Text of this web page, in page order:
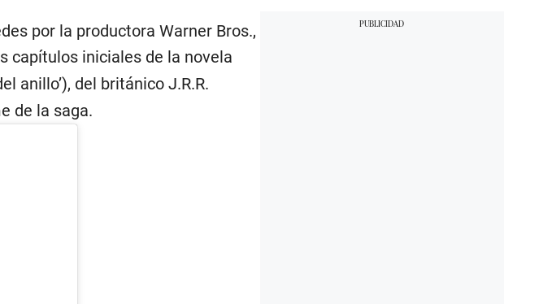
por la productora Warner Bros.,
capítulos iniciales de la novela
anillo’), del británico J.R.R.
de la saga.